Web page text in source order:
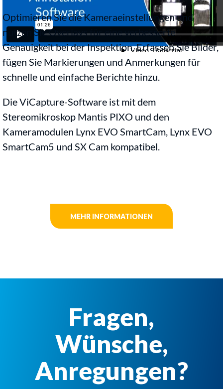
Optimieren Sie die Kameraeinstellungen und
nutzen Sie Overlays für eine verbesserte
Genauigkeit bei der Inspektion. Erfassen Sie Bilder,
fügen Sie Markierungen und Anmerkungen für
schnelle und einfache Berichte hinzu.
Die ViCapture-Software ist mit dem
Stereomikroskop Mantis PIXO und den
Kameramodulen Lynx EVO SmartCam, Lynx EVO
SmartCam5 und SX Cam kompatibel.
MEHR INFORMATIONEN
Fragen,
Wünsche,
Anregungen?